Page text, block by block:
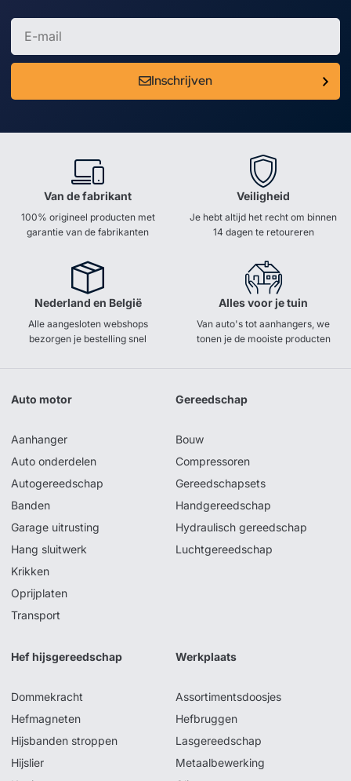
Inschrijven
Van de fabrikant
100% origineel producten met
garantie van de fabrikanten
Veiligheid
Je hebt altijd het recht om binnen
14 dagen te retoureren
Nederland en België
Alle aangesloten webshops
bezorgen je bestelling snel
Alles voor je tuin
Van auto's tot aanhangers, we
tonen je de mooiste producten
Auto motor
Aanhanger
Auto onderdelen
Autogereedschap
Banden
Garage uitrusting
Hang sluitwerk
Krikken
Oprijplaten
Transport
Gereedschap
Bouw
Compressoren
Gereedschapsets
Handgereedschap
Hydraulisch gereedschap
Luchtgereedschap
Hef hijsgereedschap
Dommekracht
Hefmagneten
Hijsbanden stroppen
Hijslier
Werkplaats
Assortimentsdoosjes
Hefbruggen
Lasgereedschap
Metaalbewerking